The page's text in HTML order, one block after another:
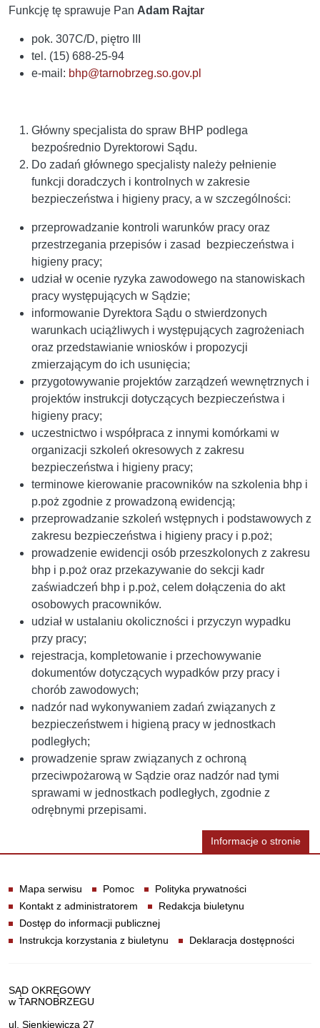
Funkcję tę sprawuje Pan Adam Rajtar
pok. 307C/D, piętro III
tel. (15) 688-25-94
e-mail: bhp@tarnobrzeg.so.gov.pl
Główny specjalista do spraw BHP podlega
bezpośrednio Dyrektorowi Sądu.
Do zadań głównego specjalisty należy pełnienie
funkcji doradczych i kontrolnych w zakresie
bezpieczeństwa i higieny pracy, a w szczególności:
przeprowadzanie kontroli warunków pracy oraz
przestrzegania przepisów i zasad bezpieczeństwa i
higieny pracy;
udział w ocenie ryzyka zawodowego na stanowiskach
pracy występujących w Sądzie;
informowanie Dyrektora Sądu o stwierdzonych
warunkach uciążliwych i występujących zagrożeniach
oraz przedstawianie wniosków i propozycji
zmierzającym do ich usunięcia;
przygotowywanie projektów zarządzeń wewnętrznych i
projektów instrukcji dotyczących bezpieczeństwa i
higieny pracy;
uczestnictwo i współpraca z innymi komórkami w
organizacji szkoleń okresowych z zakresu
bezpieczeństwa i higieny pracy;
terminowe kierowanie pracowników na szkolenia bhp i
p.poż zgodnie z prowadzoną ewidencją;
przeprowadzanie szkoleń wstępnych i podstawowych z
zakresu bezpieczeństwa i higieny pracy i p.poż;
prowadzenie ewidencji osób przeszkolonych z zakresu
bhp i p.poż oraz przekazywanie do sekcji kadr
zaświadczeń bhp i p.poż, celem dołączenia do akt
osobowych pracowników.
udział w ustalaniu okoliczności i przyczyn wypadku
przy pracy;
rejestracja, kompletowanie i przechowywanie
dokumentów dotyczących wypadków przy pracy i
chorób zawodowych;
nadzór nad wykonywaniem zadań związanych z
bezpieczeństwem i higieną pracy w jednostkach
podległych;
prowadzenie spraw związanych z ochroną
przeciwpożarową w Sądzie oraz nadzór nad tymi
sprawami w jednostkach podległych, zgodnie z
odrębnymi przepisami.
Informacje o stronie
Mapa serwisu Pomoc
Polityka prywatności
Kontakt z administratorem
Redakcja biuletynu
Dostęp do informacji publicznej
Instrukcja korzystania z biuletynu
Deklaracja dostępności
Dane teleadresowe
SĄD OKRĘGOWY
w TARNOBRZEGU
ul. Sienkiewicza 27